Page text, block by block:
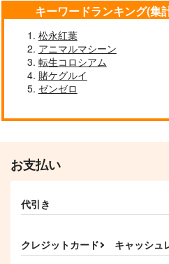
キーワードランキング(集
松永紅葉
アニマルマシーン
転生コロシアム
賭ケグルイ
ゼンゼロ
お支払い
代引き
クレジットカード キャッシュ